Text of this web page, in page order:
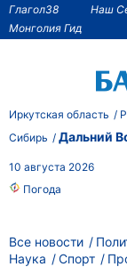
Глагол38 Наш
Монголия Гид
Иркутская область
Сибирь
Дальний
10 августа 2026
Погода
Все новости
Наука
Спорт